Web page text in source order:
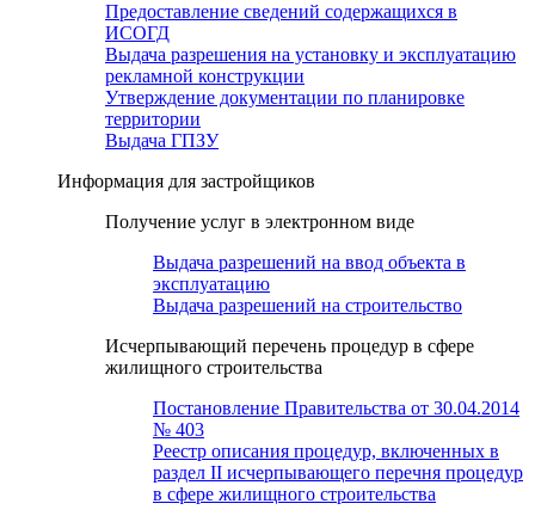
Предоставление сведений содержащихся в
ИСОГД
Выдача разрешения на установку и эксплуатацию
рекламной конструкции
Утверждение документации по планировке
территории
Выдача ГПЗУ
Информация для застройщиков
Получение услуг в электронном виде
Выдача разрешений на ввод объекта в
эксплуатацию
Выдача разрешений на строительство
Исчерпывающий перечень процедур в сфере
жилищного строительства
Постановление Правительства от 30.04.2014
№ 403
Реестр описания процедур, включенных в
раздел II исчерпывающего перечня процедур
в сфере жилищного строительства